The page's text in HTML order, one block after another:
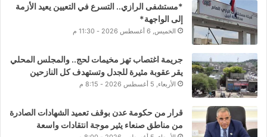
*مستشفى الرازي.. التسرع في التعيين يعيد الأزمة
إلى الواجهة*
الخميس, 6 أغسطس 2026 - 11:30 م
جريمة اغتصاب تهز مخيمات لحج.. والمجلس المحلي
يقر عقوبة مثيرة للجدل وتستهدف كل النازحين
الأربعاء, 5 أغسطس 2026 - 8:15 م
قرار من حكومة عدن بوقف تعميد الشهادات الصادرة
من مناطق صنعاء يثير موجة انتقادات واسعة